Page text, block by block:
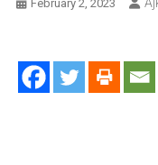
February 2, 2023